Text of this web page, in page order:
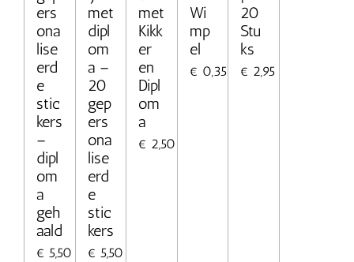
ers
ona
lise
erd
e
stic
kers
–
dipl
om
a
geh
aald
€ 5,50
met
dipl
om
a –
20
gep
ers
ona
lise
erd
e
stic
kers
€ 5,50
met
Kikk
er
en
Dipl
om
a
€ 2,50
Wi
mp
el
€ 0,35
20
Stu
ks
€ 2,95